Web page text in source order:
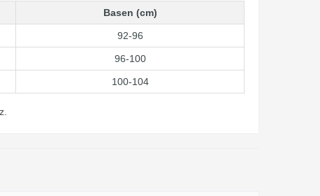
Basen (cm)
92-96
96-100
100-104